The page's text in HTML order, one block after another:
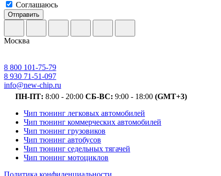
Соглашаюсь
Отправить
Москва
8 800 101-75-79
8 930 71-51-097
info@new-chip.ru
ПН-ПТ: 8:00 - 20:00 СБ-ВС: 9:00 - 18:00 (GMT+3)
Чип тюнинг легковых автомобилей
Чип тюнинг коммерческих автомобилей
Чип тюнинг грузовиков
Чип тюнинг автобусов
Чип тюнинг седельных тягачей
Чип тюнинг мотоциклов
Политика конфиденциальности